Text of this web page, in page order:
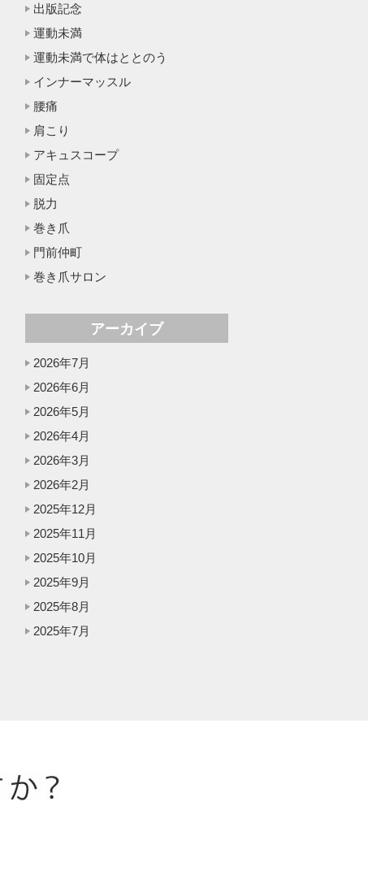
出版記念
運動未満
運動未満で体はととのう
インナーマッスル
腰痛
肩こり
アキュスコープ
固定点
脱力
巻き爪
門前仲町
巻き爪サロン
アーカイブ
2026年7月
2026年6月
2026年5月
2026年4月
2026年3月
2026年2月
2025年12月
2025年11月
2025年10月
2025年9月
2025年8月
2025年7月